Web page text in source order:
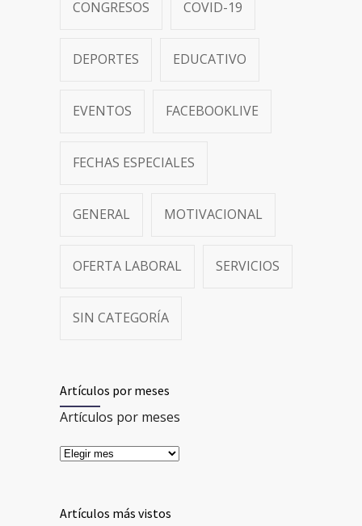
CONGRESOS COVID-19
DEPORTES EDUCATIVO
EVENTOS FACEBOOKLIVE
FECHAS ESPECIALES
GENERAL MOTIVACIONAL
OFERTA LABORAL SERVICIOS
SIN CATEGORÍA
Artículos por meses
Artículos por meses
Artículos más vistos